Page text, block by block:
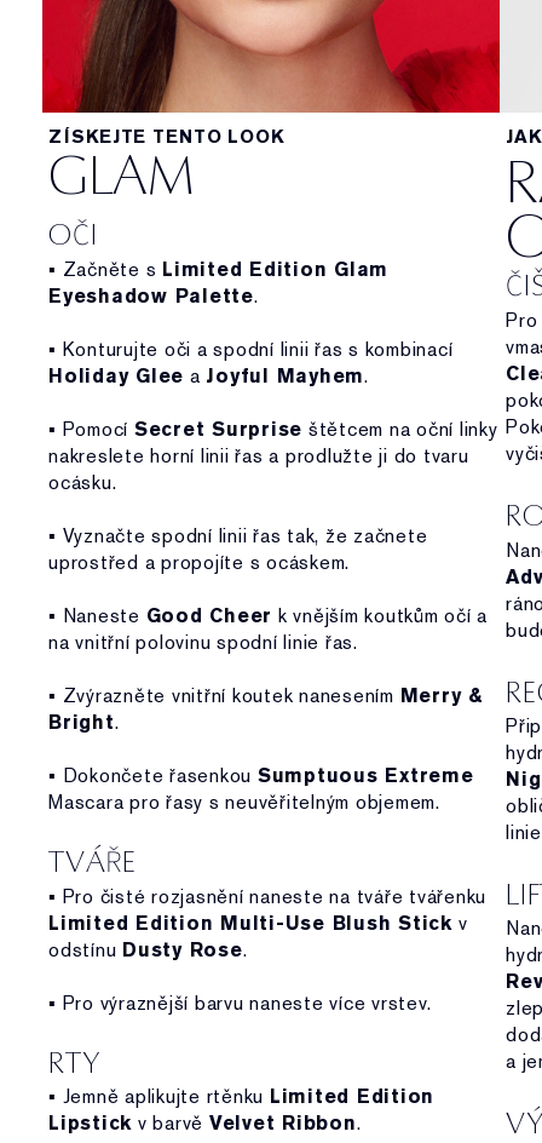
ZÍSKEJTE TENTO LOOK
GLAM
OČI
▪ Začněte s Limited Edition Glam
Eyeshadow Palette.
▪ Konturujte oči a spodní linii řas s kombinací
Holiday Glee a Joyful Mayhem.
▪ Pomocí Secret Surprise štětcem na oční linky
nakreslete horní linii řas a prodlužte ji do tvaru
ocásku.
▪ Vyznačte spodní linii řas tak, že začnete
uprostřed a propojíte s ocáskem.
▪ Naneste Good Cheer k vnějším koutkům očí a
na vnitřní polovinu spodní linie řas.
▪ Zvýrazněte vnitřní koutek nanesením Merry &
Bright.
▪ Dokončete řasenkou Sumptuous Extreme
Mascara pro řasy s neuvěřitelným objemem.
TVÁŘE
▪ Pro čisté rozjasnění naneste na tváře tvářenku
Limited Edition Multi-Use Blush Stickv
odstínu Dusty Rose.
▪ Pro výraznější barvu naneste více vrstev.
RTY
▪ Jemně aplikujte rtěnku Limited Edition
Lipstick v barvě Velvet Ribbon.
a